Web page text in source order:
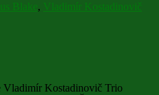
Blake, Vladimír Kostadinovič
Vladimír Kostadinovič Trio